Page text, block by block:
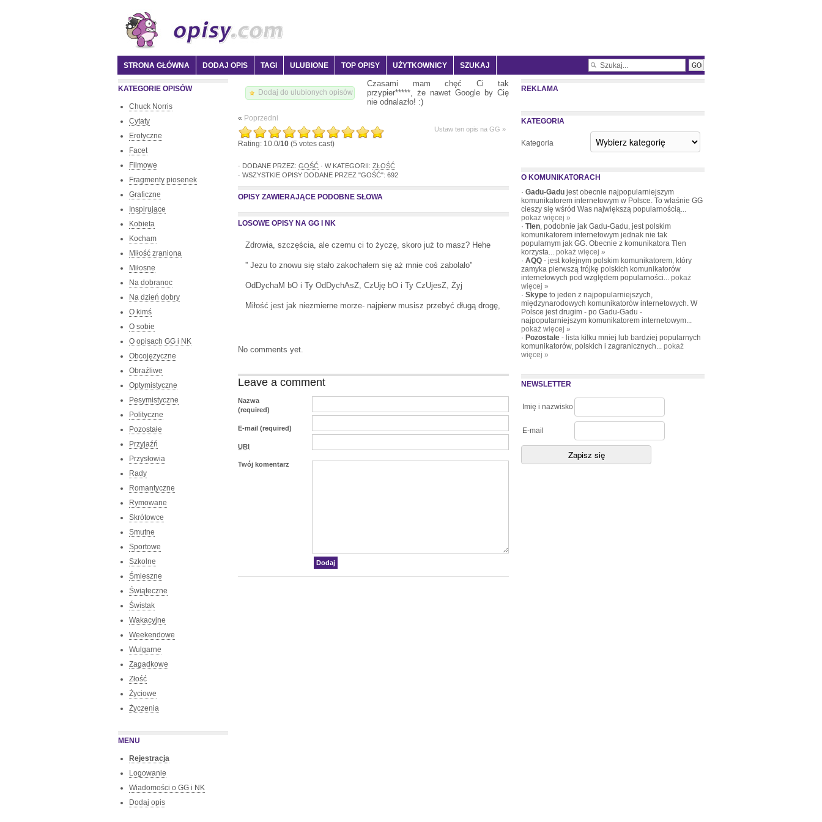
STRONA GŁÓWNA DODAJ OPIS TAGI ULUBIONE TOP OPISY UŻYTKOWNICY SZUKAJ
KATEGORIE OPISÓW
Chuck Norris
Cytaty
Erotyczne
Facet
Filmowe
Fragmenty piosenek
Graficzne
Inspirujące
Kobieta
Kocham
Miłość zraniona
Miłosne
Na dobranoc
Na dzień dobry
O kimś
O sobie
O opisach GG i NK
Obcojęzyczne
Obraźliwe
Optymistyczne
Pesymistyczne
Polityczne
Pozostałe
Przyjaźń
Przysłowia
Rady
Romantyczne
Rymowane
Skrótowce
Smutne
Sportowe
Szkolne
Śmieszne
Świąteczne
Świstak
Wakacyjne
Weekendowe
Wulgarne
Zagadkowe
Złość
Życiowe
Życzenia
MENU
Rejestracja
Logowanie
Wiadomości o GG i NK
Dodaj opis
Dodaj do ulubionych opisów
Czasami mam chęć Ci tak
przypier*****, że nawet Google by Cię
nie odnalazło! :)
« Poprzedni
Ustaw ten opis na GG »
Rating: 10.0/10 (5 votes cast)
· DODANE PRZEZ: GOŚĆ · W KATEGORII: ZŁOŚĆ
· WSZYSTKIE OPISY DODANE PRZEZ "GOŚĆ": 692
OPISY ZAWIERAJĄCE PODOBNE SŁOWA
LOSOWE OPISY NA GG I NK
Zdrowia, szczęścia, ale czemu ci to życzę, skoro już to masz? Hehe
'' Jezu to znowu się stało zakochałem się aż mnie coś zabolało''
OdDychaM bO i Ty OdDychAsZ, CzUję bO i Ty CzUjesZ, Żyj
Miłość jest jak niezmierne morze- najpierw musisz przebyć długą drogę,
No comments yet.
Leave a comment
Nazwa
(required)
E-mail (required)
URI
Twój komentarz
REKLAMA
KATEGORIA
Kategoria
O KOMUNIKATORACH
· Gadu-Gadu jest obecnie najpopularniejszym
komunikatorem internetowym w Polsce. To właśnie GG
cieszy się wśród Was największą popularnością...
pokaż więcej »
· Tlen, podobnie jak Gadu-Gadu, jest polskim
komunikatorem internetowym jednak nie tak
popularnym jak GG. Obecnie z komunikatora Tlen
korzysta... pokaż więcej »
· AQQ - jest kolejnym polskim komunikatorem, który
zamyka pierwszą trójkę polskich komunikatorów
internetowych pod względem popularności... pokaż
więcej »
· Skype to jeden z najpopularniejszych,
międzynarodowych komunikatorów internetowych. W
Polsce jest drugim - po Gadu-Gadu -
najpopularniejszym komunikatorem internetowym...
pokaż więcej »
· Pozostałe - lista kilku mniej lub bardziej popularnych
komunikatorów, polskich i zagranicznych... pokaż
więcej »
NEWSLETTER
Imię i nazwisko
E-mail